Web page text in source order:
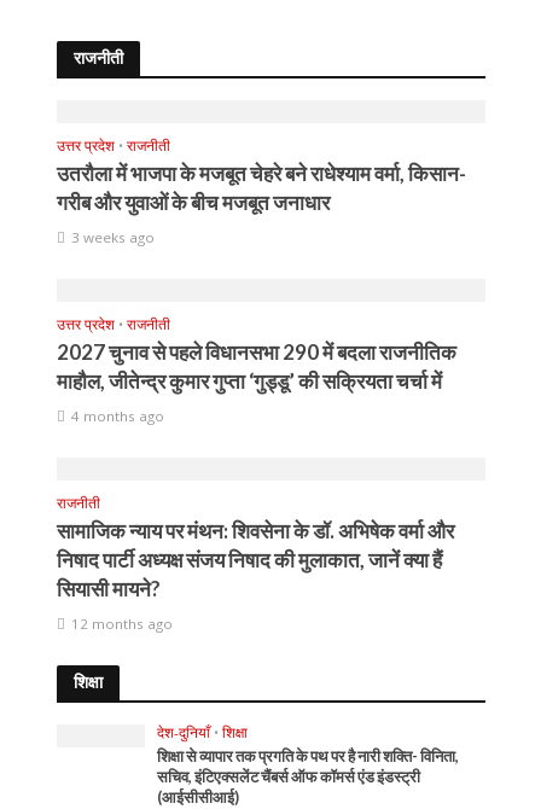
राजनीती
उत्तर प्रदेश • राजनीती
उतरौला में भाजपा के मजबूत चेहरे बने राधेश्याम वर्मा, किसान-
गरीब और युवाओं के बीच मजबूत जनाधार
3 weeks ago
उत्तर प्रदेश • राजनीती
2027 चुनाव से पहले विधानसभा 290 में बदला राजनीतिक
माहौल, जीतेन्द्र कुमार गुप्ता ‘गुड्डू’ की सक्रियता चर्चा में
4 months ago
राजनीती
सामाजिक न्याय पर मंथन: शिवसेना के डॉ. अभिषेक वर्मा और
निषाद पार्टी अध्यक्ष संजय निषाद की मुलाकात, जानें क्या हैं
सियासी मायने?
12 months ago
शिक्षा
देश-दुनियाँ • शिक्षा
शिक्षा से व्यापार तक प्रगति के पथ पर है नारी शक्ति- विनिता,
सचिव, इंटिएक्सलेंट चैंबर्स ऑफ कॉमर्स एंड इंडस्ट्री
(आईसीसीआई)